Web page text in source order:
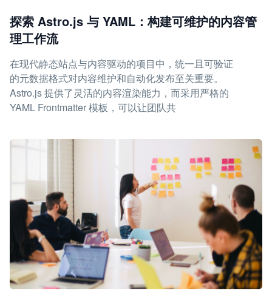
探索 Astro.js 与 YAML：构建可维护的内容管
理工作流
在现代静态站点与内容驱动的项目中，统一且可验证
的元数据格式对内容维护和自动化发布至关重要。
Astro.js 提供了灵活的内容渲染能力，而采用严格的
YAML Frontmatter 模板，可以让团队共